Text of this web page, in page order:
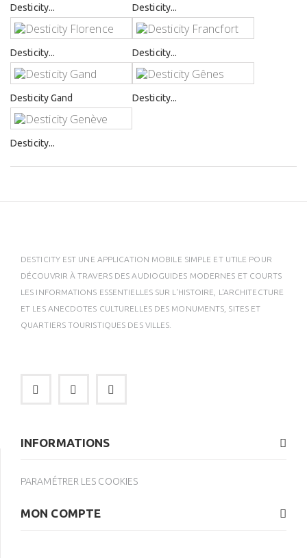
Desticity... Desticity...
Desticity... Desticity...
Desticity Gand Desticity...
Desticity...
DESTICITY EST UNE APPLICATION MOBILE SIMPLE ET UTILE POUR
DÉCOUVRIR À TRAVERS DES AUDIOGUIDES MODERNES ET COURTS
LES INFORMATIONS ESSENTIELLES SUR L'HISTOIRE, L'ARCHITECTURE
ET LES ANECDOTES CULTURELLES DES MONUMENTS, SITES ET
QUARTIERS TOURISTIQUES DES VILLES.
INFORMATIONS
PARAMÉTRER LES COOKIES
MON COMPTE